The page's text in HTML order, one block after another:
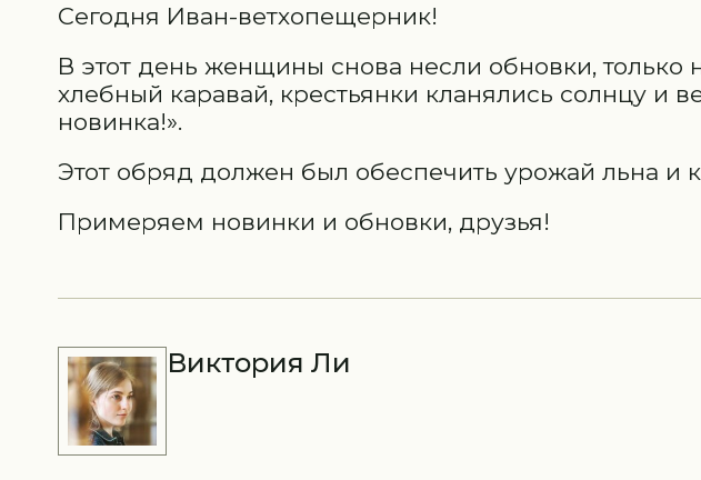
Сегодня Иван-ветхопещерник!
В этот день женщины снова несли обновки,
хлебный каравай, крестьянки кланялись солнцу и
новинка!».
Этот обряд должен был обеспечить урожай льна и
Примеряем новинки и обновки, друзья!
Виктория Ли